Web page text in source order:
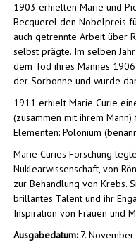
1903 erhielten Marie und
Becquerel den Nobelpreis
auch getrennte Arbeit über
selbst prägte. Im selben
dem Tod ihres Mannes
der Sorbonne und wurde
1911 erhielt Marie Curie
(zusammen mit ihrem
Elementen: Polonium
Marie Curies Forschung
Nuklearwissenschaft, von
zur Behandlung von Krebs.
brillantes Talent und ihr
Inspiration von Frauen und
Ausgabedatum:7. November